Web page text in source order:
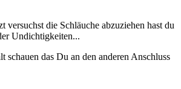
versuchst die Schläuche abzuziehen hast du
Undichtigkeiten...
schauen das Du an den anderen Anschluss